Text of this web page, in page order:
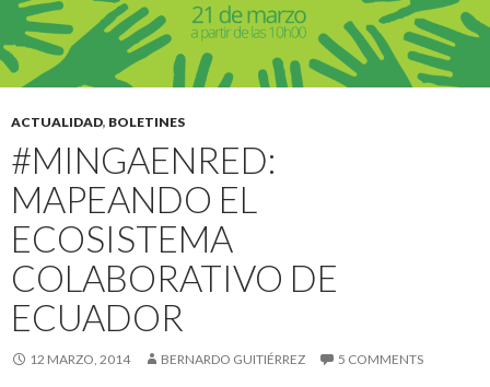
ACTUALIDAD, BOLETINES
#MINGAENRED:
MAPEANDO EL
ECOSISTEMA
COLABORATIVO DE
ECUADOR
12 MARZO, 2014 BERNARDO GUITIÉRREZ 5 COMMENTS